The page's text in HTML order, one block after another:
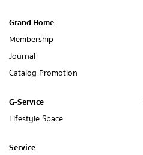
Grand Home
Membership
Journal
Catalog Promotion
G-Service
Lifestyle Space
Service